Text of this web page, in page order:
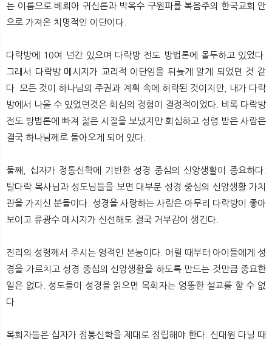
는 이름으로 베뢰아 귀신론과 박옥수 구원파를 복음주의 한국교회 안
으로 가져온 치명적인 이단이다.
다락방에 10여 년간 있으며 다락방 전도 방법론에 몰두하고 있었다.
그래서 다락방 메시지가 교리적 이단임을 뒤늦게 알게 되었던 것 같
다. 모든 것이 하나님의 주권과 계획 속에 허락된 것이지만, 내가 다락
방에서 나올 수 있었던것은 회심의 경험이 결정적이었다. 비록 다락방
전도 방법론에 빠져 젊은 시절을 보냈지만 회심하고 성령 받은 사람은
결국 하나님께로 돌아오게 되어 있다.
둘째, 십자가 정통신학에 기반한 성경 중심의 신앙생활이 중요하다.
탈다락 목사님과 성도님들을 보면 대부분 성경 중심의 신앙생활 가치
관을 가지신 분들이다. 성경을 사랑하는 사람은 아무리 다락방이 좋아
보이고 류광수 메시지가 신선해도 결국 거부감이 생긴다.
진리의 성령께서 주시는 영적인 본능이다. 어릴 때부터 아이들에게 성
경을 가르치고 성경 중심의 신앙생활을 하도록 만드는 것만큼 중요한
일은 없다. 성도들이 성경을 읽으면 목회자는 엉뚱한 설교를 할 수 없
다.
목회자들은 십자가 정통신학을 제대로 정립해야 한다. 신대원 다닐 때